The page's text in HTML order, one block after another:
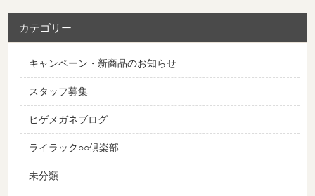
カテゴリー
キャンペーン・新商品のお知らせ
スタッフ募集
ヒゲメガネブログ
ライラック○○倶楽部
未分類